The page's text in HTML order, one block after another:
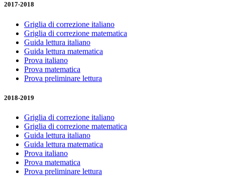
2017-2018
Griglia di correzione italiano
Griglia di correzione matematica
Guida lettura italiano
Guida lettura matematica
Prova italiano
Prova matematica
Prova preliminare lettura
2018-2019
Griglia di correzione italiano
Griglia di correzione matematica
Guida lettura italiano
Guida lettura matematica
Prova italiano
Prova matematica
Prova preliminare lettura